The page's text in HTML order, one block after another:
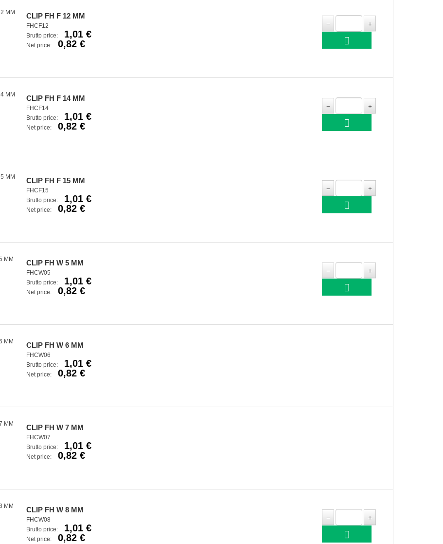
CLIP FH F 12 MM
FHCF12
Brutto price:
1,01 €
Net price: 0,82 €
CLIP FH F 14 MM
FHCF14
Brutto price:
1,01 €
Net price: 0,82 €
CLIP FH F 15 MM
FHCF15
Brutto price:
1,01 €
Net price: 0,82 €
CLIP FH W 5 MM
FHCW05
Brutto price:
1,01 €
Net price: 0,82 €
CLIP FH W 6 MM
FHCW06
Brutto price:
1,01 €
Net price: 0,82 €
CLIP FH W 7 MM
FHCW07
Brutto price:
1,01 €
Net price: 0,82 €
CLIP FH W 8 MM
FHCW08
Brutto price:
1,01 €
Net price: 0,82 €